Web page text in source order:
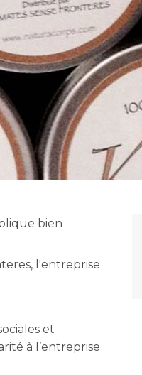
bien
l'entreprise
et
à l’entreprise